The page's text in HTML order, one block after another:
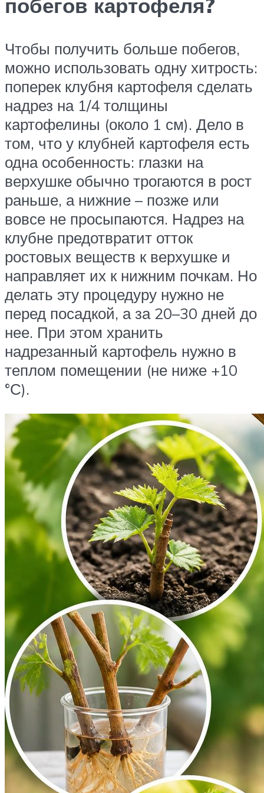
побегов картофеля?
Чтобы получить больше побегов,
можно использовать одну хитрость:
поперек клубня картофеля сделать
надрез на 1/4 толщины
картофелины (около 1 см). Дело в
том, что у клубней картофеля есть
одна особенность: глазки на
верхушке обычно трогаются в рост
раньше, а нижние – позже или
вовсе не просыпаются. Надрез на
клубне предотвратит отток
ростовых веществ к верхушке и
направляет их к нижним почкам. Но
делать эту процедуру нужно не
перед посадкой, а за 20–30 дней до
нее. При этом хранить
надрезанный картофель нужно в
теплом помещении (не ниже +10
°С).